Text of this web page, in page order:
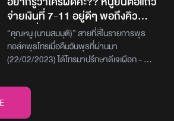
จ่ายเงินที่ 7-11 อยู่ดีๆ พอถึงคิว
ผู้ชายที่ยืนอีกแถว สไลด์ตัวมาทาง
ขวา แซงคิวหนูเฉยเลย! เค้ามาก่อน
เราก็จริง แต่เค้าอยู่คนละเคาน์เตอร์
“คุณหนู (นามสมมุติ)” สายที่สี่ในรายการพุธ
ทอล์คพุธโทรเมื่อคืนวันพุธที่ผ่านมา
(22/02/2023) ได้โทรมาปรึกษาดีเจเผือก - ดีเจ
สะดวกซื้อโดย “คุณหนู (นามสมมุติ)” ได้ปรึกษา
เงิน 3 แถว หนูก็ยืนต่ออยู่แถวที่ 3 ด้านในสุดของ